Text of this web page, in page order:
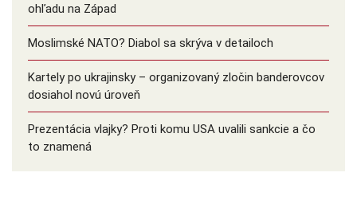
ohľadu na Západ
Moslimské NATO? Diabol sa skrýva v detailoch
Kartely po ukrajinsky – organizovaný zločin banderovcov
dosiahol novú úroveň
Prezentácia vlajky? Proti komu USA uvalili sankcie a čo
to znamená